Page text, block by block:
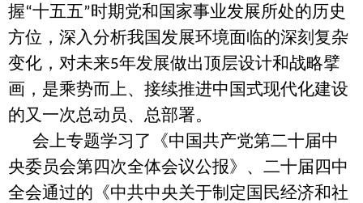
握“十五五”时期党和国家事业发展所处的历史
方位，深入分析我国发展环境面临的深刻复杂
变化，对未来5年发展做出顶层设计和战略擘
画，是乘势而上、接续推进中国式现代化建设
的又一次总动员、总部署。
会上专题学习了《中国共产党第二十届中
央委员会第四次全体会议公报》、二十届四中
全会通过的《中共中央关于制定国民经济和社